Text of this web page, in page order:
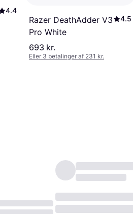
4.4
Razer DeathAdder V3
Pro White
4.5
693 kr.
Eller 3 betalinger af 231 kr.